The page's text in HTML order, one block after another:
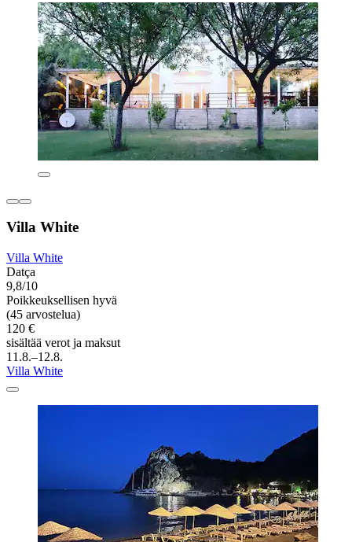
Villa White
Villa White
Datça
9,8/10
Poikkeuksellisen hyvä
(45 arvostelua)
120 €
sisältää verot ja maksut
11.8.–12.8.
Villa White